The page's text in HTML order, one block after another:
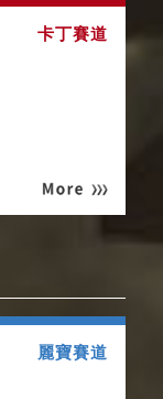
卡丁賽道
麗寶賽道